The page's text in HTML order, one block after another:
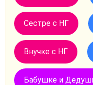
Сестре с НГ
Внучке с НГ
Бабушке и